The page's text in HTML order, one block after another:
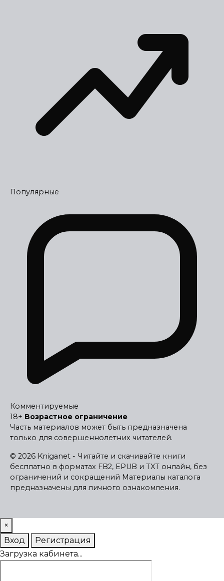
Популярные
Комментируемые
18+ Возрастное ограничение
Часть материалов может быть предназначена
только для совершеннолетних читателей.
© 2026 Kniganet - Читайте и скачивайте книги
бесплатно в форматах FB2, EPUB и TXT онлайн, без
ограничений и сокращений Материалы каталога
предназначены для личного ознакомления.
×
Вход
Регистрация
Загрузка кабинета...